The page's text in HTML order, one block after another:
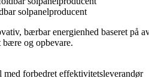
solpanelproducent
bærbar energienhed baseret
og opbevare.